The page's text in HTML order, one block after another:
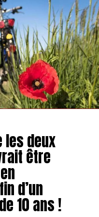
les deux
être
d’un
10 ans !